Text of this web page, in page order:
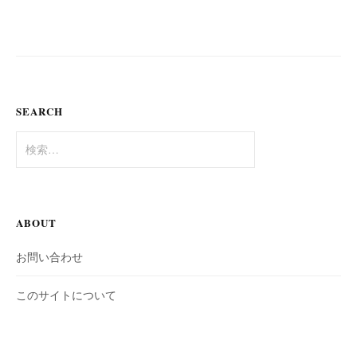
SEARCH
索:
ABOUT
お問い合わせ
このサイトについて